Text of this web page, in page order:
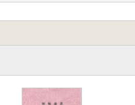
ぐって